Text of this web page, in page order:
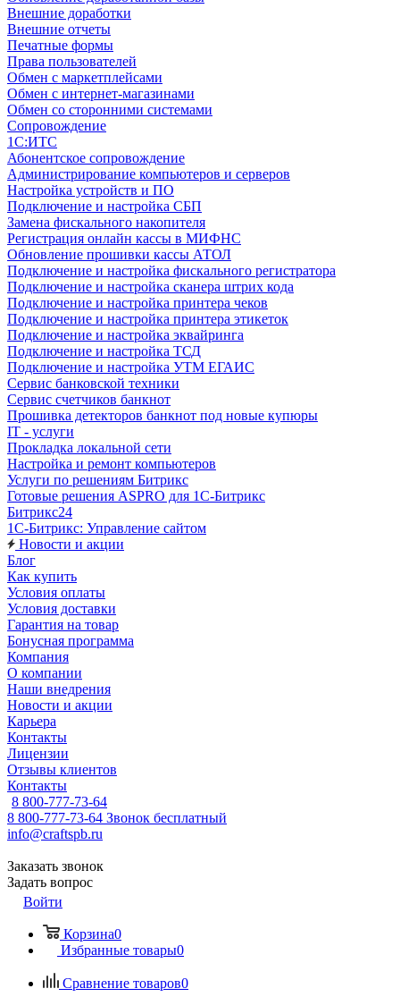
Внешние доработки
Внешние отчеты
Печатные формы
Права пользователей
Обмен с маркетплейсами
Обмен с интернет-магазинами
Обмен со сторонними системами
Сопровождение
1C:ИТС
Абонентское сопровождение
Администрирование компьютеров и серверов
Настройка устройств и ПО
Подключение и настройка СБП
Замена фискального накопителя
Регистрация онлайн кассы в МИФНС
Обновление прошивки кассы АТОЛ
Подключение и настройка фискального регистратора
Подключение и настройка сканера штрих кода
Подключение и настройка принтера чеков
Подключение и настройка принтера этикеток
Подключение и настройка эквайринга
Подключение и настройка ТСД
Подключение и настройка УТМ ЕГАИС
Сервис банковской техники
Сервис счетчиков банкнот
Прошивка детекторов банкнот под новые купюры
IT - услуги
Прокладка локальной сети
Настройка и ремонт компьютеров
Услуги по решениям Битрикс
Готовые решения ASPRO для 1С-Битрикс
Битрикс24
1С-Битрикс: Управление сайтом
Новости и акции
Блог
Как купить
Условия оплаты
Условия доставки
Гарантия на товар
Бонусная программа
Компания
О компании
Наши внедрения
Новости и акции
Карьера
Контакты
Лицензии
Отзывы клиентов
Контакты
8 800-777-73-64
8 800-777-73-64 Звонок бесплатный
info@craftspb.ru
Заказать звонок
Задать вопрос
Войти
Корзина0
Избранные товары0
Сравнение товаров0